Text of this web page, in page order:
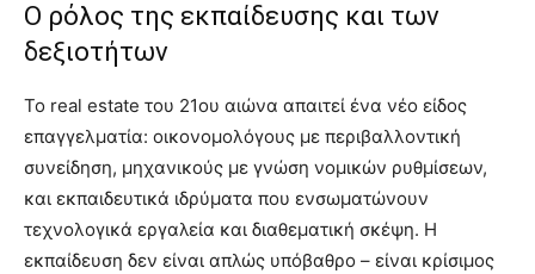
Ο ρόλος της εκπαίδευσης και των
δεξιοτήτων
Το real estate του 21ου αιώνα απαιτεί ένα νέο είδος
επαγγελματία: οικονομολόγους με περιβαλλοντική
συνείδηση, μηχανικούς με γνώση νομικών ρυθμίσεων,
και εκπαιδευτικά ιδρύματα που ενσωματώνουν
τεχνολογικά εργαλεία και διαθεματική σκέψη. Η
εκπαίδευση δεν είναι απλώς υπόβαθρο – είναι κρίσιμος